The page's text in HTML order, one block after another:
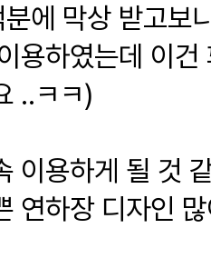
에 막상 받고보
용하였는데 이
..ㅋㅋ)
이용하게 될 것
연하장 디자인